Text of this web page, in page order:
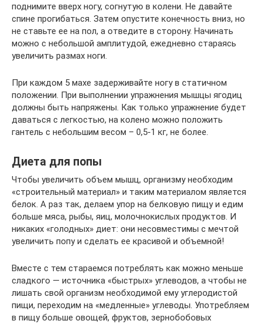
поднимите вверх ногу, согнутую в колени. Не давайте
спине прогибаться. Затем опустите конечность вниз, но
не ставьте ее на пол, а отведите в сторону. Начинать
можно с небольшой амплитудой, ежедневно стараясь
увеличить размах ноги.
При каждом 5 махе задерживайте ногу в статичном
положении. При выполнении упражнения мышцы ягодиц
должны быть напряжены. Как только упражнение будет
даваться с легкостью, на колено можно положить
гантель с небольшим весом – 0,5-1 кг, не более.
Диета для попы
Чтобы увеличить объем мышц, организму необходим
«строительный материал» и таким материалом является
белок. А раз так, делаем упор на белковую пищу и едим
больше мяса, рыбы, яиц, молочнокислых продуктов. И
никаких «голодных» диет: они несовместимы с мечтой
увеличить попу и сделать ее красивой и объемной!
Вместе с тем стараемся потреблять как можно меньше
сладкого — источника «быстрых» углеводов, а чтобы не
лишать свой организм необходимой ему углеродистой
пищи, переходим на «медленные» углеводы. Употребляем
в пищу больше овощей, фруктов, зернобобовых